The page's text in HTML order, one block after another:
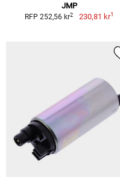
JMP
RFP 252,56 kr2 230,81 kr1